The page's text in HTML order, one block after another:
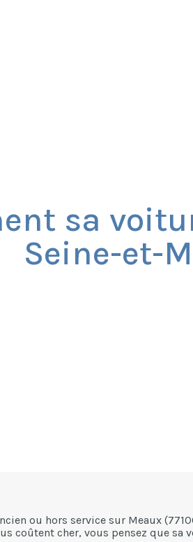
sa
Seine-et-
ou hors service sur Meaux
coûtent cher, vous pensez que sa